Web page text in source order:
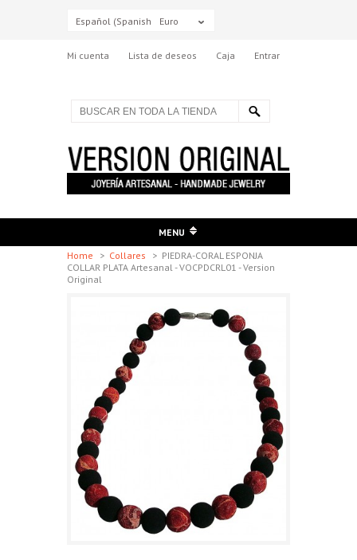
Español (Spanish) Euro
Mi cuenta Lista de deseos Caja Entrar
MENU
Home
> Collares > PIEDRA-CORAL ESPONJA
COLLAR PLATA Artesanal - VOCPDCRL01 - Version
Original